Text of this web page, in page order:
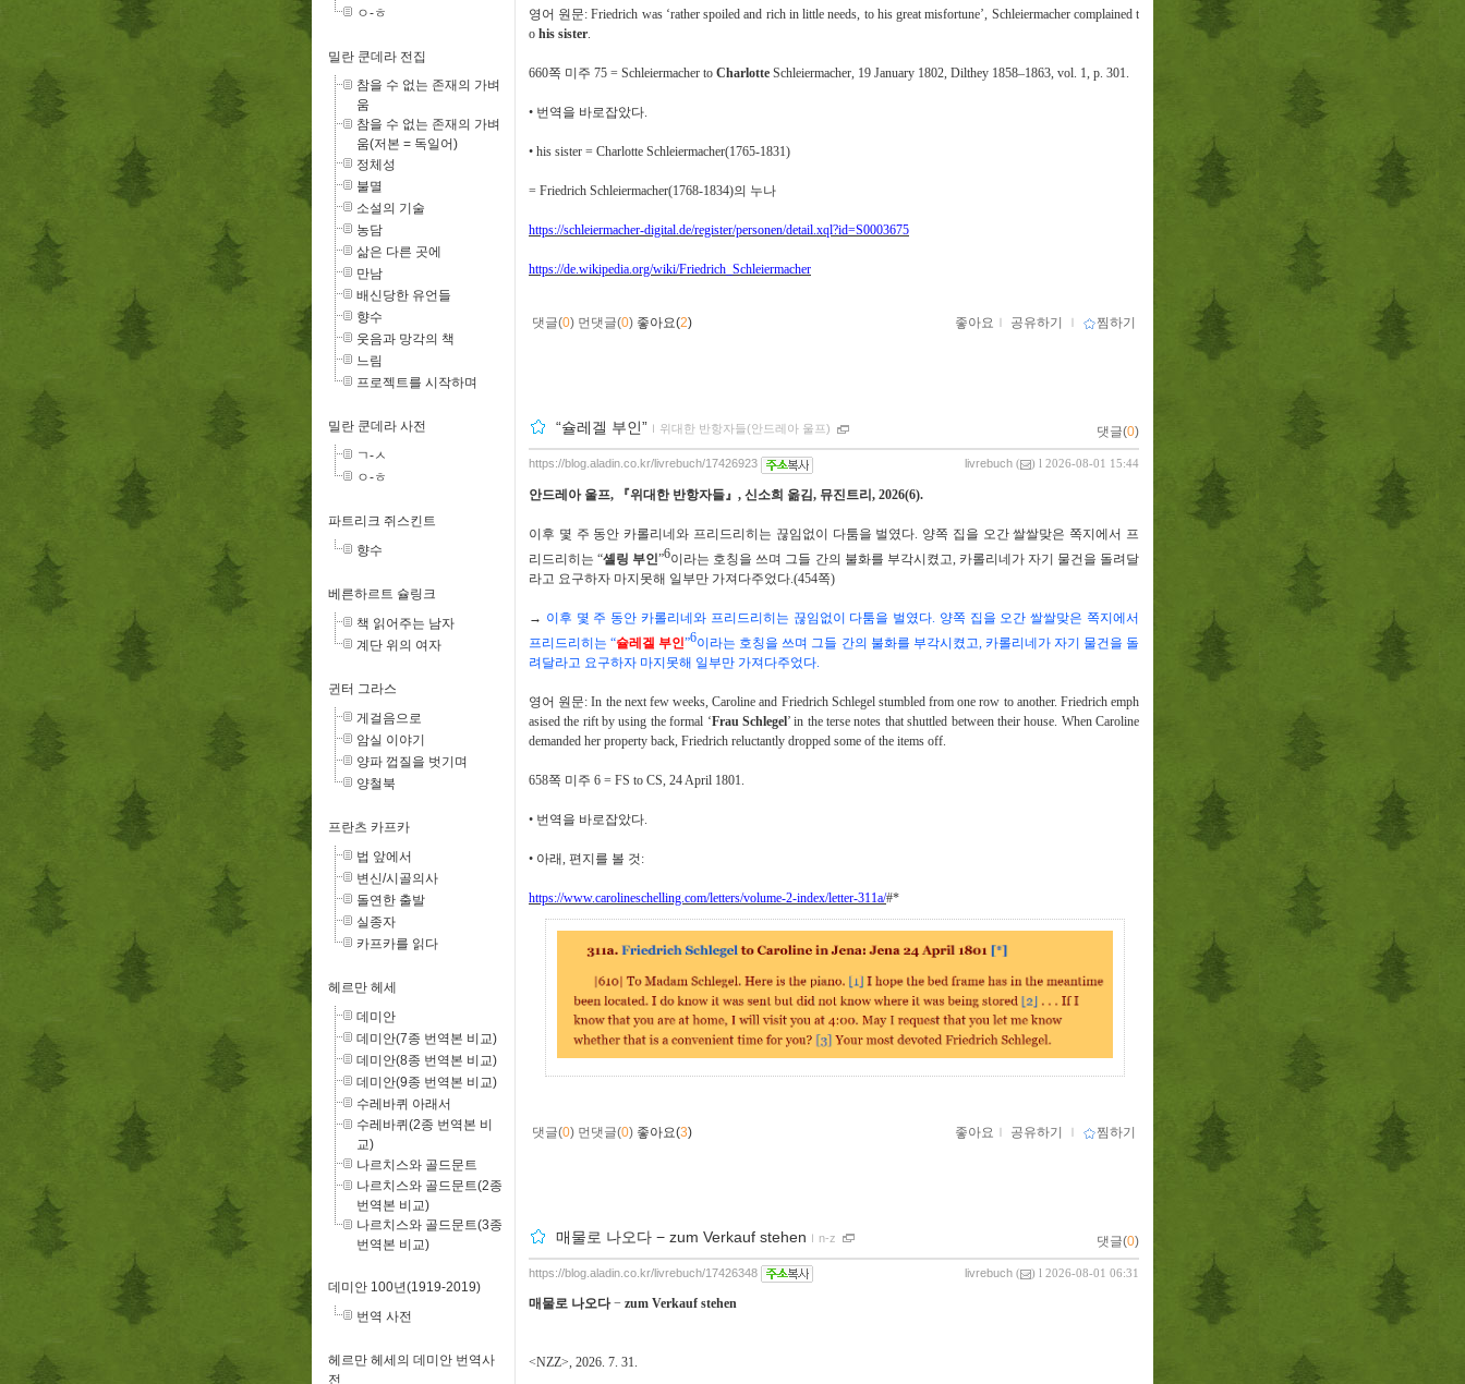
ㅇ-ㅎ
밀란 쿤데라 전집
참을 수 없는 존재의 가벼
움
참을 수 없는 존재의 가벼
움(저본 = 독일어)
정체성
불멸
소설의 기술
농담
삶은 다른 곳에
만남
배신당한 유언들
향수
웃음과 망각의 책
느림
프로젝트를 시작하며
밀란 쿤데라 사전
ㄱ-ㅅ
ㅇ-ㅎ
파트리크 쥐스킨트
향수
베른하르트 슐링크
책 읽어주는 남자
계단 위의 여자
귄터 그라스
게걸음으로
암실 이야기
양파 껍질을 벗기며
양철북
프란츠 카프카
법 앞에서
변신/시골의사
돌연한 출발
실종자
카프카를 읽다
헤르만 헤세
데미안
데미안(7종 번역본 비교)
데미안(8종 번역본 비교)
데미안(9종 번역본 비교)
수레바퀴 아래서
수레바퀴(2종 번역본 비
교)
나르치스와 골드문트
나르치스와 골드문트(2종
번역본 비교)
나르치스와 골드문트(3종
번역본 비교)
데미안 100년(1919-2019)
번역 사전
헤르만 헤세의 데미안 번역사
전
영어 원문: Friedrich was ‘rather spoiled and rich in little needs, to his great misfortune’, Schleiermacher complained t
o his sister.
660쪽 미주 75 = Schleiermacher to Charlotte Schleiermacher, 19 January 1802, Dilthey 1858–1863, vol. 1, p. 301.
• 번역을 바로잡았다.
• his sister = Charlotte Schleiermacher(1765-1831)
= Friedrich Schleiermacher(1768-1834)의 누나
https://schleiermacher-digital.de/register/personen/detail.xql?id=S0003675
https://de.wikipedia.org/wiki/Friedrich_Schleiermacher
댓글(0) 먼댓글(0) 좋아요(2) 좋아요 ｌ 공유하기 ｌ 찜하기
“슐레겔 부인” ｌ 위대한 반항자들(안드레아 울프) 댓글(0)
livrebuch ( ) l 2026-08-01 15:44
https://blog.aladin.co.kr/livrebuch/17426923
안드레아 울프, 『위대한 반항자들』 , 신소희 옮김, 뮤진트리, 2026(6).
이후 몇 주 동안 카롤리네와 프리드리히는 끊임없이 다툼을 벌였다. 양쪽 집을 오간 쌀쌀맞은 쪽지에서 프
리드리히는“셸링 부인”6이라는 호칭을 쓰며 그들 간의 불화를 부각시켰고, 카롤리네가 자기 물건을 돌려달
라고 요구하자 마지못해 일부만 가져다주었다.(454쪽)
→ 이후 몇 주 동안 카롤리네와 프리드리히는 끊임없이 다툼을 벌였다. 양쪽 집을 오간 쌀쌀맞은 쪽지에서
프리드리히는“슐레겔 부인”6이라는 호칭을 쓰며 그들 간의 불화를 부각시켰고, 카롤리네가 자기 물건을 돌
려달라고 요구하자 마지못해 일부만 가져다주었다.
영어 원문: In the next few weeks, Caroline and Friedrich Schlegel stumbled from one row to another. Friedrich emph
asised the rift by using the formal ‘Frau Schlegel’ in the terse notes that shuttled between their house. When Caroline
demanded her property back, Friedrich reluctantly dropped some of the items off.
658쪽 미주 6 = FS to CS, 24 April 1801.
• 번역을 바로잡았다.
• 아래, 편지를 볼 것:
https://www.carolineschelling.com/letters/volume-2-index/letter-311a/#*
댓글(0) 먼댓글(0) 좋아요(3) 좋아요 ｌ 공유하기 ｌ 찜하기
매물로 나오다 − zum Verkauf stehen ｌ n-z 댓글(0)
livrebuch ( ) l 2026-08-01 06:31
https://blog.aladin.co.kr/livrebuch/17426348
매물로 나오다− zum Verkauf stehen
<NZZ>, 2026. 7. 31.